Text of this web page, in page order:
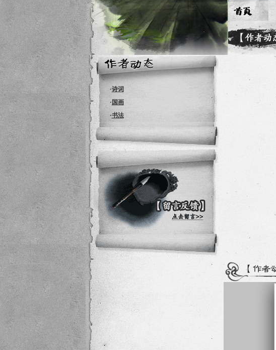
·诗词
·国画
·书法